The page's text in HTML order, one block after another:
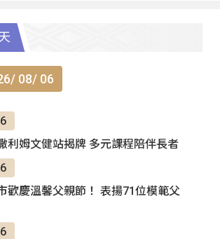
08/ 06
利姆文健站揭牌 多元課程陪伴長者
歡慶溫馨父親節！ 表揚71位模範父